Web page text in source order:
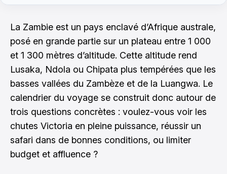
La Zambie est un pays enclavé d’Afrique australe,
posé en grande partie sur un plateau entre 1 000
et 1 300 mètres d’altitude. Cette altitude rend
Lusaka, Ndola ou Chipata plus tempérées que les
basses vallées du Zambèze et de la Luangwa. Le
calendrier du voyage se construit donc autour de
trois questions concrètes : voulez-vous voir les
chutes Victoria en pleine puissance, réussir un
safari dans de bonnes conditions, ou limiter
budget et affluence ?